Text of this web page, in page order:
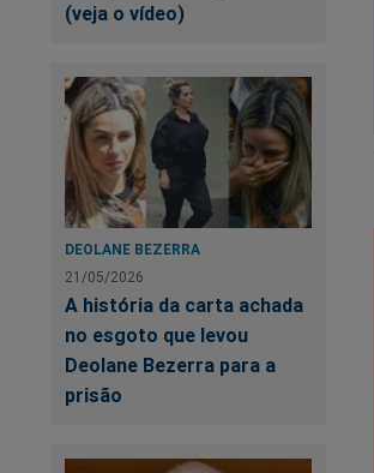
(veja o vídeo)
DEOLANE BEZERRA
21/05/2026
A história da carta achada
no esgoto que levou
Deolane Bezerra para a
prisão